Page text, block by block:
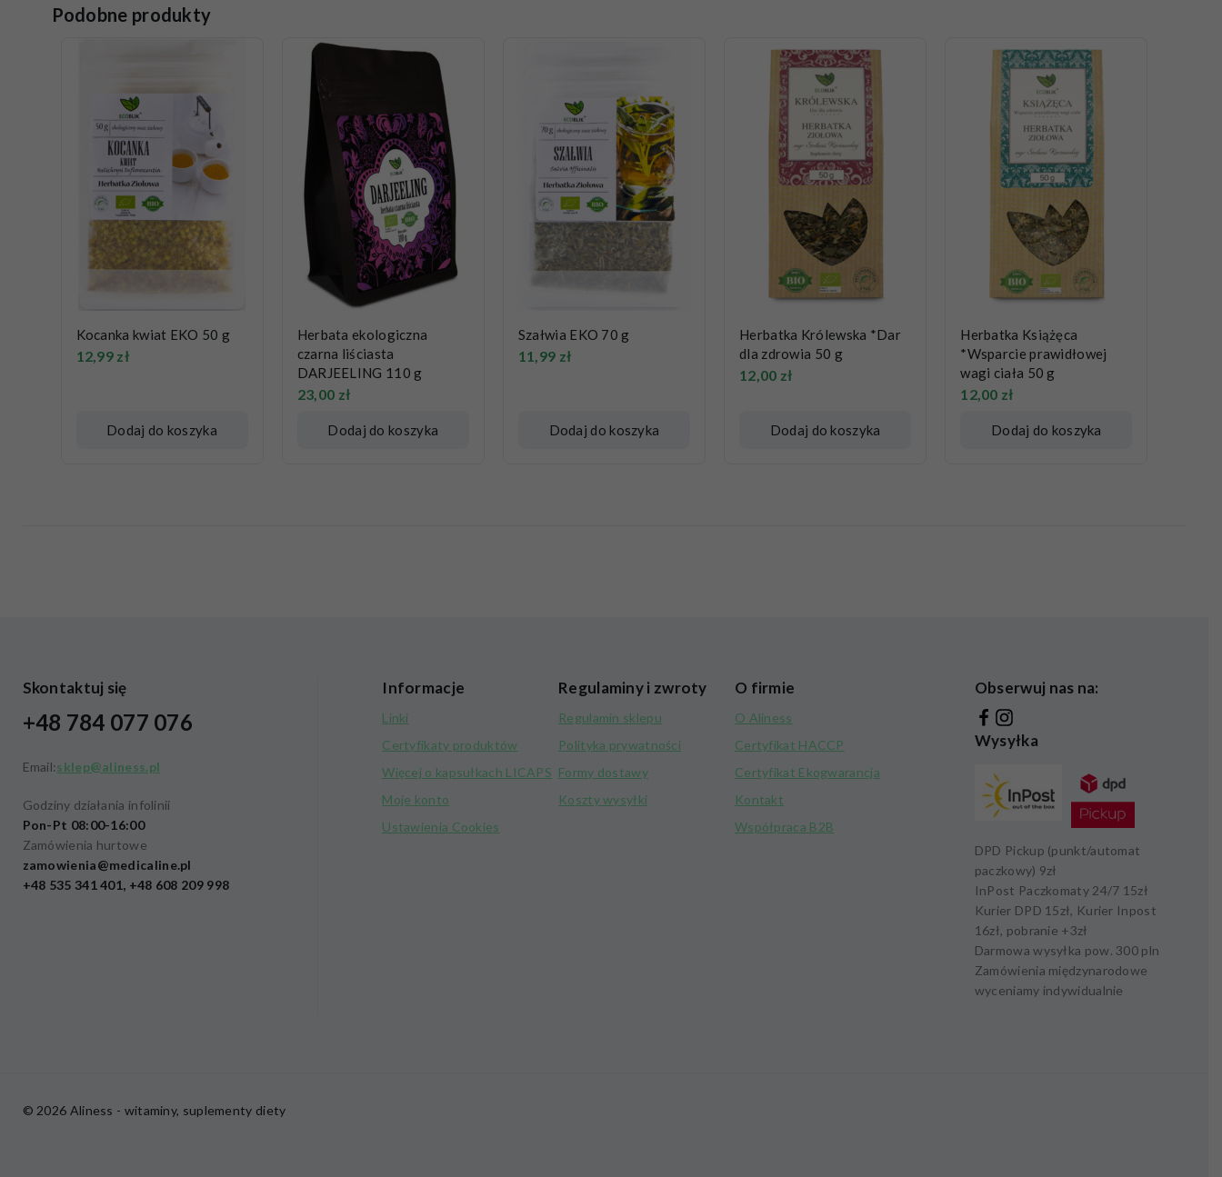
Podobne produkty
Kocanka kwiat EKO 50 g
12,99 zł
Dodaj do koszyka
Herbata ekologiczna
czarna liściasta
DARJEELING 110 g
23,00 zł
Dodaj do koszyka
Szałwia EKO 70 g
11,99 zł
Dodaj do koszyka
Herbatka Królewska *Dar
dla zdrowia 50 g
12,00 zł
Dodaj do koszyka
Herbatka Książęca
*Wsparcie prawidłowej
wagi ciała 50 g
12,00 zł
Dodaj do koszyka
Skontaktuj się
+48 784 077 076
Email:sklep@aliness.pl
Godziny działania infolinii
Pon-Pt 08:00-16:00
Zamówienia hurtowe
zamowienia@medicaline.pl
+48 535 341 401, +48 608 209 998
Informacje
Linki
Certyfikaty produktów
Więcej o kapsułkach LICAPS
Moje konto
Ustawienia Cookies
Regulaminy i zwroty
Regulamin sklepu
Polityka prywatności
Formy dostawy
Koszty wysyłki
O firmie
O Aliness
Certyfikat HACCP
Certyfikat Ekogwarancja
Kontakt
Współpraca B2B
Obserwuj nas na:
Wysyłka
DPD Pickup (punkt/automat
paczkowy) 9zł
InPost Paczkomaty 24/7 15zł
Kurier DPD 15zł, Kurier Inpost
16zł, pobranie +3zł
Darmowa wysyłka pow.300 pln
Zamówienia międzynarodowe
wyceniamy indywidualnie
© 2026 Aliness - witaminy, suplementy diety